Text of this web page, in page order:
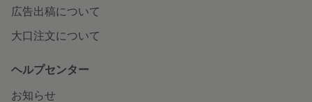
広告出稿について
大口注文について
ヘルプセンター
お知らせ